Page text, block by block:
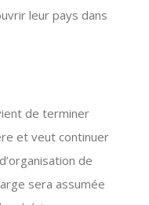
leur pays dans
de terminer
et veut continuer
de
sera assumée